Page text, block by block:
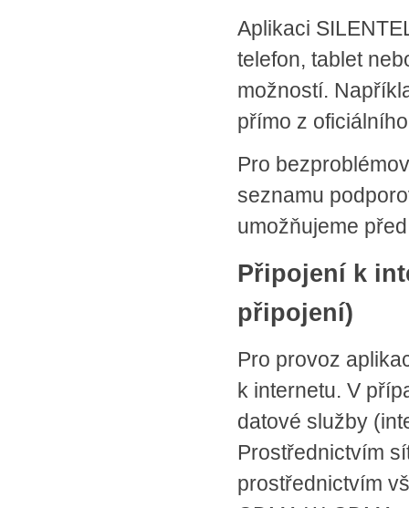
Aplikaci
telefon, tablet
možností.
přímo z
Pro
seznamu
umožňujeme
Připojení k
připojení)
Pro provoz
k internetu. V
datové služby
Prostřednictvím
prostřednictvím